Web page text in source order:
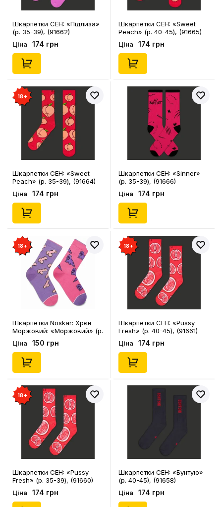
Шкарпетки CEH: «‎Підлиза»
(р. 35-39), (91662)
Ціна 174 грн
Шкарпетки CEH: «‎Sweet
Peach» (р. 40-45), (91665)
Ціна 174 грн
18+
Шкарпетки CEH: «‎Sweet
Peach» (р. 35-39), (91664)
Ціна 174 грн
Шкарпетки CEH: «‎Sinner»
(р. 35-39), (91666)
Ціна 174 грн
18+
Шкарпетки Noskar: Хрєн
Моржовий: «Моржовий» (р.
36-40), (91478)
Ціна 150 грн
18+
Шкарпетки CEH: «‎Pussy
Fresh» (р. 40-45), (91661)
Ціна 174 грн
18+
Шкарпетки CEH: «‎Pussy
Fresh» (р. 35-39), (91660)
Ціна 174 грн
Шкарпетки CEH: «‎Бунтую»
(р. 40-45), (91658)
Ціна 174 грн